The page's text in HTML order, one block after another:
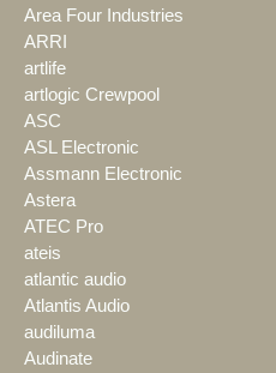
Area Four Industries
ARRI
artlife
artlogic Crewpool
ASC
ASL Electronic
Assmann Electronic
Astera
ATEC Pro
ateis
atlantic audio
Atlantis Audio
audiluma
Audinate